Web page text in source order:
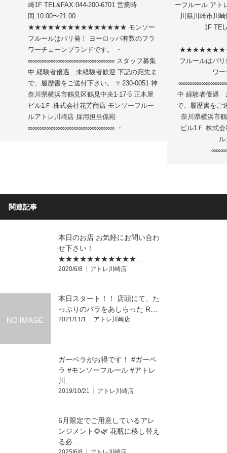
崎1F TEL&FAX:044-200-6701 営業時
間:10:00〜21:00
★★★★★★★★★★★★★★★ モンソー
フルールはパリ発！ ヨーロッパ有数のフラ
ワーチェーンブランドです。 ・
∞∞∞∞∞∞∞∞∞∞∞∞∞∞∞∞∞∞∞ スタッフ募集
中 経験者優遇 未経験者歓迎 下記の宛先ま
で、履歴書をご送付下さい。 〒230-0051 神
奈川県横浜市鶴見区鶴見中央1-17-5 正木屋
ビル1Ｆ 株式会社花芳商店 モンソーフルー
ルアトレ川崎店 採用担当係宛
∞∞∞∞∞∞∞∞∞∞∞∞∞∞∞∞∞∞∞ ・
ーフルール アト
川県川崎市川
1F
フルールはパ
ワ
中 経験者優遇
で、履歴書をご
奈川県横浜市
ビル1Ｆ 株式
関連記事
本日のお店 お気軽にお問い合わ
せ下さい！
★★★★★★★★★★★…
2020/6/8 アトレ川崎店
本日スタート！！ 店頭にて、た
っぷりのバラをあしらった R…
2021/11/1 アトレ川崎店
ガーベラがお得です！ #ガーベ
ラ #モンソーフルール #アトレ
川…
2019/10/21 アトレ川崎店
6月限定でご用意しているアレ
ンジメント🌻🌿 花瓶に移し替え
る必…